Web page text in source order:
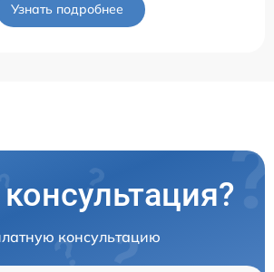
Узнать подробнее
консультацию